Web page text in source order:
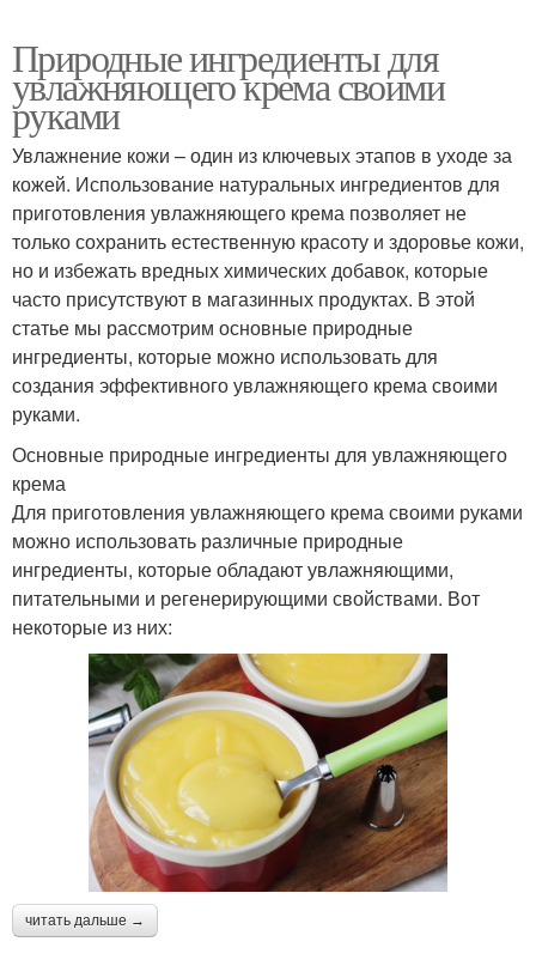
Природные ингредиенты для
увлажняющего крема своими
руками
Увлажнение кожи – один из ключевых этапов в уходе за
кожей. Использование натуральных ингредиентов для
приготовления увлажняющего крема позволяет не
только сохранить естественную красоту и здоровье кожи,
но и избежать вредных химических добавок, которые
часто присутствуют в магазинных продуктах. В этой
статье мы рассмотрим основные природные
ингредиенты, которые можно использовать для
создания эффективного увлажняющего крема своими
руками.
Основные природные ингредиенты для увлажняющего
крема
Для приготовления увлажняющего крема своими руками
можно использовать различные природные
ингредиенты, которые обладают увлажняющими,
питательными и регенерирующими свойствами. Вот
некоторые из них:
читать дальше →